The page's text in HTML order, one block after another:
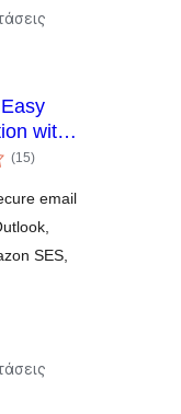
with
(15αξιολογήσεις
σύνολο
)
email
SES,